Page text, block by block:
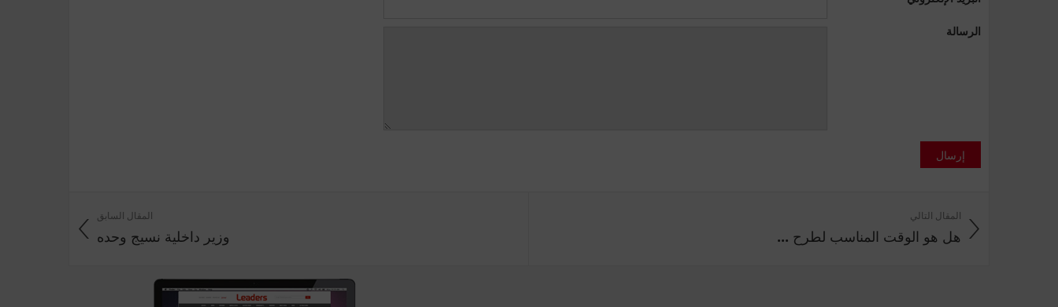
الرسالة
إرسال
المقال السابق
وزير داخلية نسيج وحده
المقال التالي
هل هو الوقت المناسب لطرح ...